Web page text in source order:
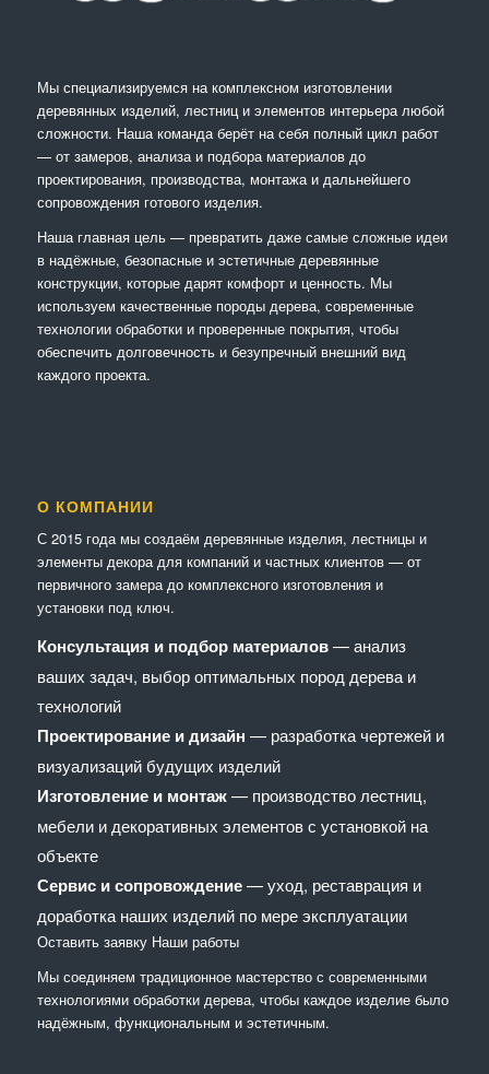
Мы специализируемся на комплексном изготовлении
деревянных изделий, лестниц и элементов интерьера любой
сложности. Наша команда берёт на себя полный цикл работ
— от замеров, анализа и подбора материалов до
проектирования, производства, монтажа и дальнейшего
сопровождения готового изделия.
Наша главная цель — превратить даже самые сложные идеи
в надёжные, безопасные и эстетичные деревянные
конструкции, которые дарят комфорт и ценность. Мы
используем качественные породы дерева, современные
технологии обработки и проверенные покрытия, чтобы
обеспечить долговечность и безупречный внешний вид
каждого проекта.
О КОМПАНИИ
С 2015 года мы создаём деревянные изделия, лестницы и
элементы декора для компаний и частных клиентов — от
первичного замера до комплексного изготовления и
установки под ключ.
Консультация и подбор материалов— анализ
ваших задач, выбор оптимальных пород дерева и
технологий
Проектирование и дизайн — разработка чертежей и
визуализаций будущих изделий
Изготовление и монтаж— производство лестниц,
мебели и декоративных элементов с установкой на
объекте
Сервис и сопровождение— уход, реставрация и
доработка наших изделий по мере эксплуатации
Оставить заявку Наши работы
Мы соединяем традиционное мастерство с современными
технологиями обработки дерева, чтобы каждое изделие было
надёжным, функциональным и эстетичным.